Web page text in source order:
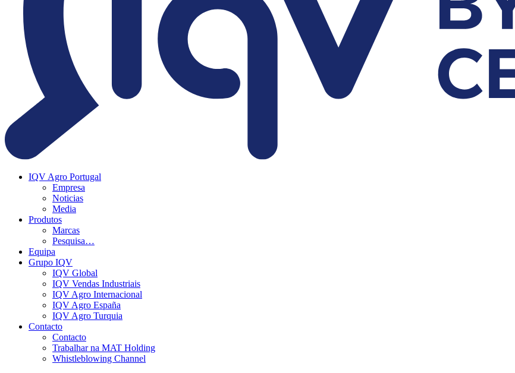
IQV Agro Portugal
Empresa
Noticias
Media
Produtos
Marcas
Pesquisa…
Equipa
Grupo IQV
IQV Global
IQV Vendas Industriais
IQV Agro Internacional
IQV Agro España
IQV Agro Turquia
Contacto
Contacto
Trabalhar na MAT Holding
Whistleblowing Channel